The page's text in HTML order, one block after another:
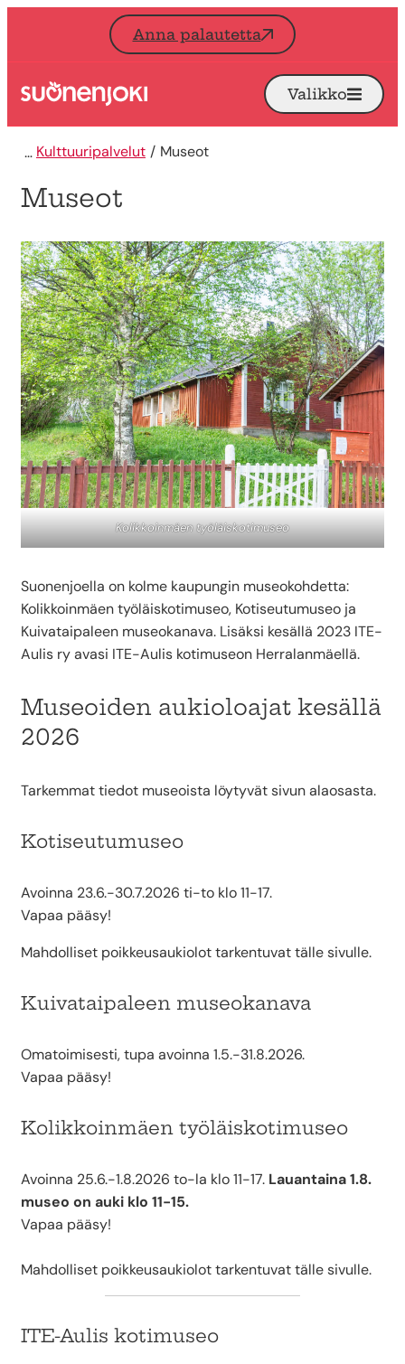
Siirry sisältöön
Anna palautetta
Etusivu Avaa
Valikko
Kulttuuripalvelut Museot
Museot
Kolikkoinmäen työläiskotimuseo
Suonenjoella on kolme kaupungin museokohdetta:
Kolikkoinmäen työläiskotimuseo, Kotiseutumuseo ja
Kuivataipaleen museokanava. Lisäksi kesällä 2023 ITE-
Aulis ry avasi ITE-Aulis kotimuseon Herralanmäellä.
Museoiden aukioloajat kesällä
2026
Tarkemmat tiedot museoista löytyvät sivun alaosasta.
Kotiseutumuseo
Avoinna 23.6.-30.7.2026 ti-to klo 11-17.
Vapaa pääsy!
Mahdolliset poikkeusaukiolot tarkentuvat tälle sivulle.
Kuivataipaleen museokanava
Omatoimisesti, tupa avoinna 1.5.-31.8.2026.
Vapaa pääsy!
Kolikkoinmäen työläiskotimuseo
Avoinna 25.6.-1.8.2026 to-la klo 11-17. Lauantaina 1.8.
museo on auki klo 11-15.
Vapaa pääsy!
Mahdolliset poikkeusaukiolot tarkentuvat tälle sivulle.
ITE-Aulis kotimuseo